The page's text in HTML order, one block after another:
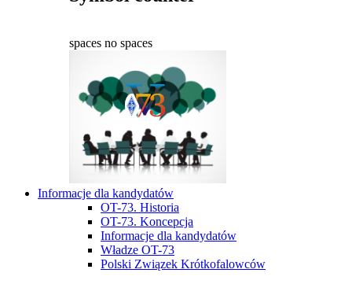
spaces no spaces
Informacje dla kandydatów
OT-73. Historia
OT-73. Koncepcja
Informacje dla kandydatów
Władze OT-73
Polski Związek Krótkofalowców